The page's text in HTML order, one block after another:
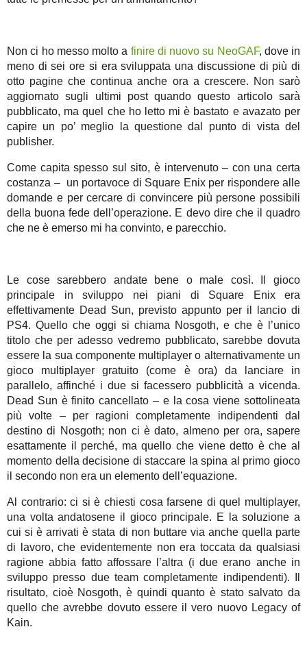
Non ci ho messo molto a finire di nuovo su NeoGAF, dove in
meno di sei ore si era sviluppata una discussione di più di
otto pagine che continua anche ora a crescere. Non sarò
aggiornato sugli ultimi post quando questo articolo sarà
pubblicato, ma quel che ho letto mi è bastato e avazato per
capire un po’ meglio la questione dal punto di vista del
publisher.
Come capita spesso sul sito, è intervenuto – con una certa
costanza – un portavoce di Square Enix per rispondere alle
domande e per cercare di convincere più persone possibili
della buona fede dell’operazione. E devo dire che il quadro
che ne è emerso mi ha convinto, e parecchio.
Le cose sarebbero andate bene o male così. Il gioco
principale in sviluppo nei piani di Square Enix era
effettivamente Dead Sun, previsto appunto per il lancio di
PS4. Quello che oggi si chiama Nosgoth, e che è l’unico
titolo che per adesso vedremo pubblicato, sarebbe dovuta
essere la sua componente multiplayer o alternativamente un
gioco multiplayer gratuito (come è ora) da lanciare in
parallelo, affinché i due si facessero pubblicità a vicenda.
Dead Sun è finito cancellato – e la cosa viene sottolineata
più volte – per ragioni completamente indipendenti dal
destino di Nosgoth; non ci è dato, almeno per ora, sapere
esattamente il perché, ma quello che viene detto è che al
momento della decisione di staccare la spina al primo gioco
il secondo non era un elemento dell’equazione.
Al contrario: ci si è chiesti cosa farsene di quel multiplayer,
una volta andatosene il gioco principale. E la soluzione a
cui si è arrivati è stata di non buttare via anche quella parte
di lavoro, che evidentemente non era toccata da qualsiasi
ragione abbia fatto affossare l’altra (i due erano anche in
sviluppo presso due team completamente indipendenti). Il
risultato, cioè Nosgoth, è quindi quanto è stato salvato da
quello che avrebbe dovuto essere il vero nuovo Legacy of
Kain.